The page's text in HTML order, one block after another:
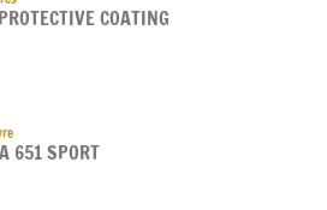
COATING
651 SPORT